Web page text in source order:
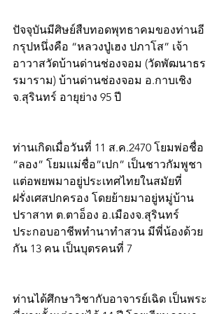
ปัจจุบันมีศิษย์สืบทอดพุทธาคมของท่านอี
กรุปหนึ่งคือ “หลวงปู่เฮง ปภาโส” เจ้า
อาวาสวัดบ้านด่านช่องจอม (วัดพัฒนาธร
รมาราม) บ้านด่านช่องจอม อ.กาบเชิง
จ.สุรินทร์ อายุย่าง 95 ปี
ท่านเกิดเมื่อวันที่ 11 ส.ค.2470 โยมพ่อชื่อ
“ลอง” โยมแม่ชื่อ”เปก” เป็นชาวกัมพูชา
แต่อพยพมาอยู่ประเทศไทยในสมัยที่
ฝรั่งเศสปกครอง โดยย้ายมาอยู่หมู่บ้าน
ปราสาท ต.ตาอ็อง อ.เมืองจ.สุรินทร์
ประกอบอาชีพทำนาทำสวน มีพี่น้องด้วย
กัน 13 คน เป็นบุตรคนที่ 7
ท่านได้ศึกษาวิชากับอาจารย์เฉิด เป็นพระ